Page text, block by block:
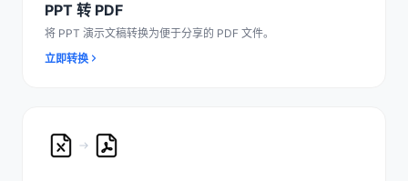
PPT 转 PDF
将 PPT 演示文稿转换为便于分享的 PDF 文件。
立即转换